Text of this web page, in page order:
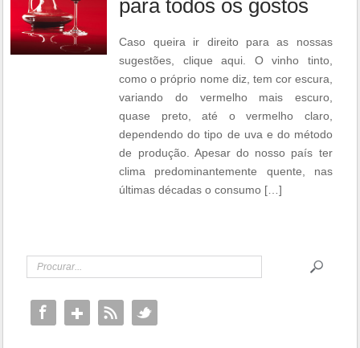
para todos os gostos
Caso queira ir direito para as nossas
sugestões, clique aqui. O vinho tinto,
como o próprio nome diz, tem cor escura,
variando do vermelho mais escuro,
quase preto, até o vermelho claro,
dependendo do tipo de uva e do método
de produção. Apesar do nosso país ter
clima predominantemente quente, nas
últimas décadas o consumo […]